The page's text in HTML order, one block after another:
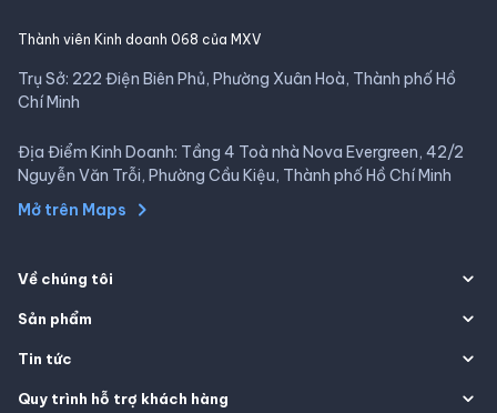
Thành viên Kinh doanh 068 của MXV
Trụ Sở: 222 Điện Biên Phủ, Phường Xuân Hoà, Thành phố Hồ
Chí Minh
Địa Điểm Kinh Doanh: Tầng 4 Toà nhà Nova Evergreen, 42/2
Nguyễn Văn Trỗi, Phường Cầu Kiệu, Thành phố Hồ Chí Minh
Mở trên Maps
Về chúng tôi
Sản phẩm
Tin tức
Quy trình hỗ trợ khách hàng